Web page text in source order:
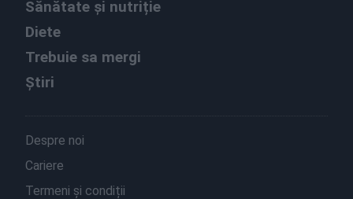
Sănătate și nutriție
Diete
Trebuie sa mergi
Știri
Despre noi
Cariere
Termeni și condiții